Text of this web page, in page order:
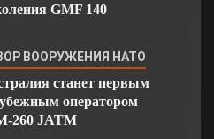
GMF 140
ВООРУЖЕНИЯ НАТО
станет первым
оператором
260 JATM